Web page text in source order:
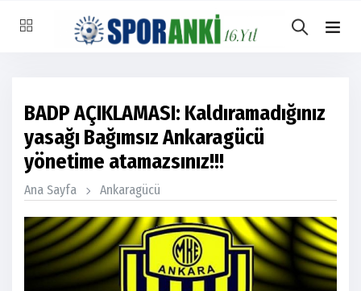
BADP AÇIKLAMASI: Kaldıramadığınız
yasağı Bağımsız Ankaragücü
yönetime atamazsınız!!!
Ana Sayfa Ankaragücü